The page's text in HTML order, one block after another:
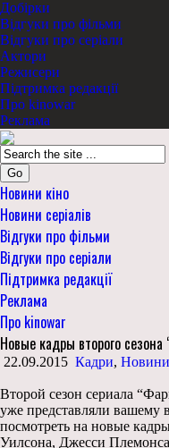
Добірки
Відгуки про фільми
Відгуки про серіали
Актори
Режисери
Підтримка редакції
Про kinowar
Реклама
Go
Новини кіно
Новини серіалів
Відгуки про фільми
Відгуки про серіали
Підтримка редакції
Реклама
Про kinowar
Новые кадры второго сезона
22.09.2015 Кадри, Новини
Второй сезон сериала
уже представляли
посмотреть на новые
Уилсона, Джесси